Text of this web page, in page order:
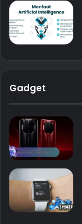
Gadget